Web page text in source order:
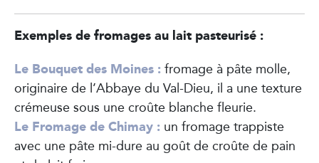
Exemples de fromages au lait pasteurisé :
Le Bouquet des Moines :fromage à pâte molle,
originaire de l’Abbaye du Val-Dieu, il a une texture
crémeuse sous une croûte blanche fleurie.
Le Fromage de Chimay : un fromage trappiste
avec une pâte mi-dure au goût de croûte de pain